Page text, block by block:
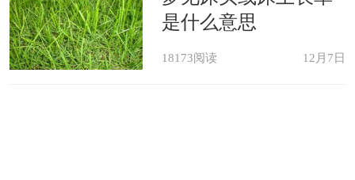
是什么意思
18173阅读 12月7日